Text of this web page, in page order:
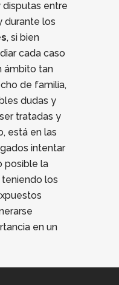
disputas entre
durante los
, si bien
cada caso
ámbito tan
de familia,
dudas y
tratadas y
está en las
intentar
posible la
los
en un